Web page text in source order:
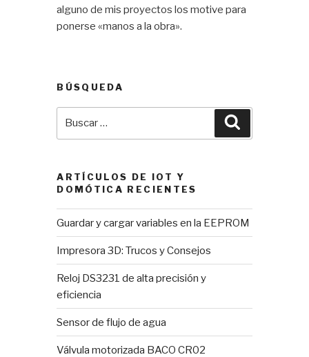
alguno de mis proyectos los motive para
ponerse «manos a la obra».
BÚSQUEDA
ARTÍCULOS DE IOT Y
DOMÓTICA RECIENTES
Guardar y cargar variables en la EEPROM
Impresora 3D: Trucos y Consejos
Reloj DS3231 de alta precisión y
eficiencia
Sensor de flujo de agua
Válvula motorizada BACO CR02